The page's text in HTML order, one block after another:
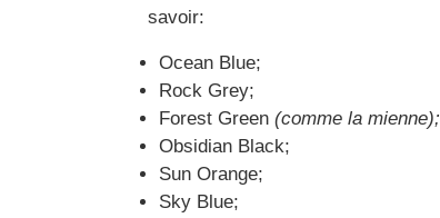
savoir:
Ocean Blue;
Rock Grey;
Forest Green (comme la mienne);
Obsidian Black;
Sun Orange;
Sky Blue;